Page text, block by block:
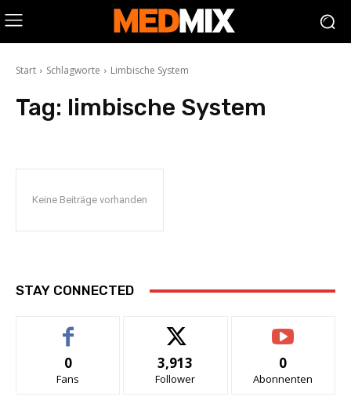
Start Schlagworte Limbische System
Tag: limbische System
Keine Beiträge vorhanden
STAY CONNECTED
0
Fans
3,913
Follower
0
Abonnenten